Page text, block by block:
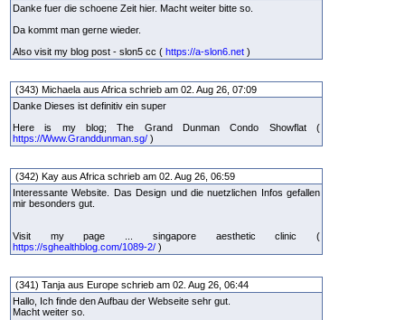
Danke fuer die schoene Zeit hier. Macht weiter bitte so.
Da kommt man gerne wieder.
Also visit my blog post - slon5 cc ( https://a-slon6.net )
(343) Michaela aus Africa schrieb am 02. Aug 26, 07:09
Danke Dieses ist definitiv ein super
Here is my blog; The Grand Dunman Condo Showflat (
https://Www.Granddunman.sg/ )
(342) Kay aus Africa schrieb am 02. Aug 26, 06:59
Interessante Website. Das Design und die nuetzlichen Infos gefallen
mir besonders gut.
Visit my page ... singapore aesthetic clinic (
https://sghealthblog.com/1089-2/ )
(341) Tanja aus Europe schrieb am 02. Aug 26, 06:44
Hallo, Ich finde den Aufbau der Webseite sehr gut.
Macht weiter so.